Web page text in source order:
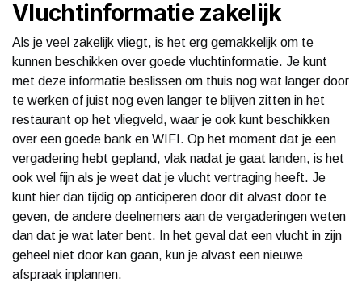
Vluchtinformatie zakelijk
Als je veel zakelijk vliegt, is het erg gemakkelijk om te
kunnen beschikken over goede vluchtinformatie. Je kunt
met deze informatie beslissen om thuis nog wat langer door
te werken of juist nog even langer te blijven zitten in het
restaurant op het vliegveld, waar je ook kunt beschikken
over een goede bank en WIFI. Op het moment dat je een
vergadering hebt gepland, vlak nadat je gaat landen, is het
ook wel fijn als je weet dat je vlucht vertraging heeft. Je
kunt hier dan tijdig op anticiperen door dit alvast door te
geven, de andere deelnemers aan de vergaderingen weten
dan dat je wat later bent. In het geval dat een vlucht in zijn
geheel niet door kan gaan, kun je alvast een nieuwe
afspraak inplannen.